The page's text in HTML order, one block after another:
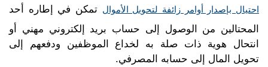
احتيال بإصدار أوامر زائفة لتحويل الأموال تمكن في إطاره أحد
المحتالين من الوصول إلى حساب بريد إلكتروني مهني أو
انتحال هوية ذات صلة به لخداع الموظفين ودفعهم إلى
تحويل المال إلى حسابه المصرفي.